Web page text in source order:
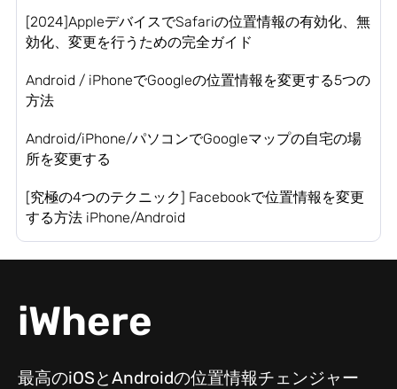
[2024]AppleデバイスでSafariの位置情報の有効化、無
効化、変更を行うための完全ガイド
Android / iPhoneでGoogleの位置情報を変更する5つの
方法
Android/iPhone/パソコンでGoogleマップの自宅の場
所を変更する
[究極の4つのテクニック] Facebookで位置情報を変更
する方法 iPhone/Android
iWhere
最高のiOSとAndroidの位置情報チェンジャー